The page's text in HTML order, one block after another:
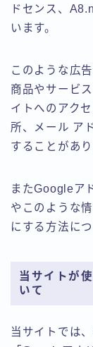
ドセンス、
います。
このような広
商品やサービ
イトへのアク
所、メール ア
することがあり
またGoogleア
やこのような
にする方法につ
当サイトが
いて
当サイトでは